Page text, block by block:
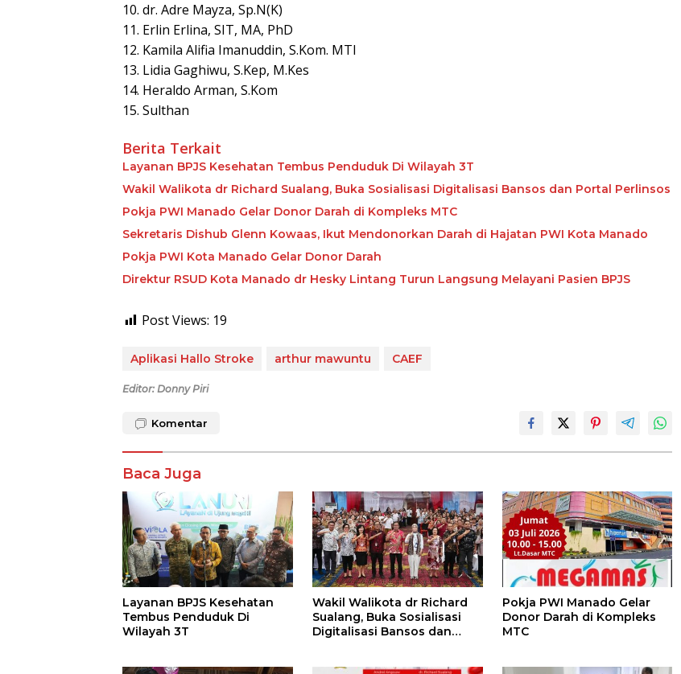
10. dr. Adre Mayza, Sp.N(K)
11. Erlin Erlina, SIT, MA, PhD
12. Kamila Alifia Imanuddin, S.Kom. MTI
13. Lidia Gaghiwu, S.Kep, M.Kes
14. Heraldo Arman, S.Kom
15. Sulthan
Berita Terkait
Layanan BPJS Kesehatan Tembus Penduduk Di Wilayah 3T
Wakil Walikota dr Richard Sualang, Buka Sosialisasi Digitalisasi Bansos dan Portal Perlinsos
Pokja PWI Manado Gelar Donor Darah di Kompleks MTC
Sekretaris Dishub Glenn Kowaas, Ikut Mendonorkan Darah di Hajatan PWI Kota Manado
Pokja PWI Kota Manado Gelar Donor Darah
Direktur RSUD Kota Manado dr Hesky Lintang Turun Langsung Melayani Pasien BPJS
Post Views: 19
Aplikasi Hallo Stroke arthur mawuntu CAEF
Editor: Donny Piri
Komentar
Baca Juga
Layanan BPJS Kesehatan
Tembus Penduduk Di
Wilayah 3T
Wakil Walikota dr Richard
Sualang, Buka Sosialisasi
Digitalisasi Bansos dan
Pokja PWI Manado Gelar
Donor Darah di Kompleks
MTC